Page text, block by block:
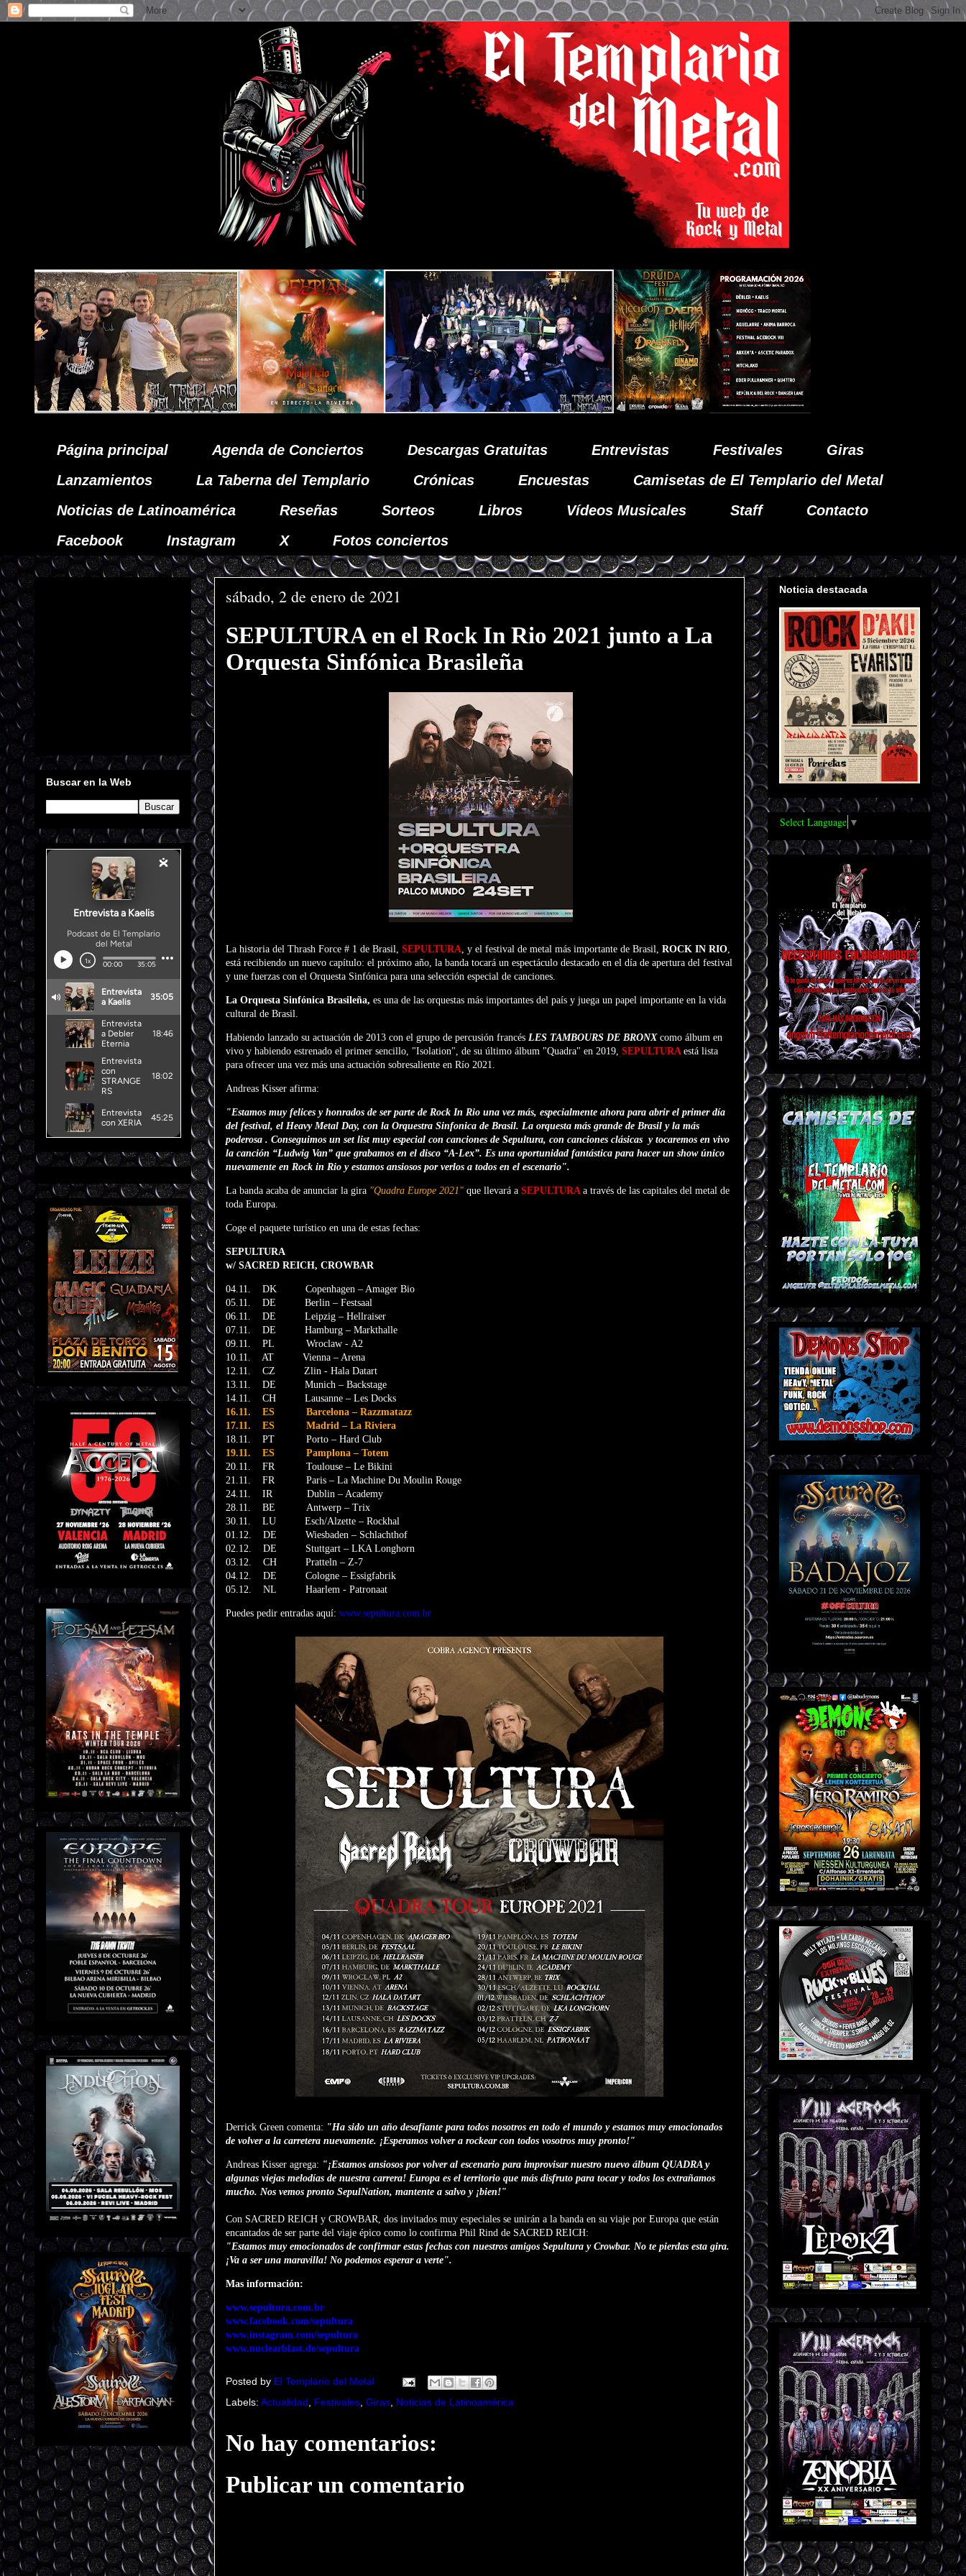
Página principal Agenda de Conciertos Descargas Gratuitas Entrevistas Festivales
Giras
Lanzamientos
La Taberna del Templario Crónicas Encuestas
Camisetas de El Templario del Metal
Noticias de Latinoamérica
Reseñas Sorteos Libros Vídeos Musicales Staff
Contacto
Facebook
Instagram X Fotos conciertos
sábado, 2 de enero de 2021
SEPULTURA en el Rock In Rio 2021 junto a La
Orquesta Sinfónica Brasileña
La historia del Thrash Force # 1 de Brasil, SEPULTURA, y el festival de metal más importante de Brasil, ROCK IN RIO,
está recibiendo un nuevo capítulo: el próximo año, la banda tocará un espectáculo destacado en el día de apertura del festival
y une fuerzas con el Orquesta Sinfónica para una selección especial de canciones.
La Orquesta Sinfónica Brasileña, es una de las orquestas más importantes del país y juega un papel importante en la vida
cultural de Brasil.
Habiendo lanzado su actuación de 2013 con el grupo de percusión francés LES TAMBOURS DE BRONXcomo álbum en
vivo y habiendo estrenado el primer sencillo, "Isolation", de su último álbum "Quadra" en 2019, SEPULTURA está lista
para ofrecer una vez más una actuación sobresaliente en Río 2021.
Andreas Kisser afirma:
"Estamos muy felices y honrados de ser parte de Rock In Rio una vez más, especialmente ahora para abrir el primer día
del festival, el Heavy Metal Day, con la Orquestra Sinfonica de Brasil. La orquesta más grande de Brasil y la más
poderosa . Conseguimos un set list muy especial con canciones de Sepultura, con canciones clásicas y tocaremos en vivo
la canción “Ludwig Van” que grabamos en el disco “A-Lex”. Es una oportunidad fantástica para hacer un show único
nuevamente en Rock in Rio y estamos ansiosos por verlos a todos en el escenario".
La banda acaba de anunciar la gira "Quadra Europe 2021" que llevará a SEPULTURA a través de las capitales del metal de
toda Europa.
Coge el paquete turístico en una de estas fechas:
SEPULTURA
w/ SACRED REICH, CROWBAR
04.11. DK Copenhagen – Amager Bio
05.11. DE Berlin – Festsaal
06.11. DE Leipzig – Hellraiser
07.11. DE Hamburg – Markthalle
09.11. PL Wroclaw - A2
10.11. AT Vienna – Arena
12.11. CZ Zlin - Hala Datart
13.11. DE Munich – Backstage
14.11. CH Lausanne – Les Docks
16.11. ES Barcelona – Razzmatazz
17.11. ES Madrid – La Riviera
18.11. PT Porto – Hard Club
19.11. ES Pamplona – Totem
20.11. FR Toulouse – Le Bikini
21.11. FR Paris – La Machine Du Moulin Rouge
24.11. IR Dublin – Academy
28.11. BE Antwerp – Trix
30.11. LU Esch/Alzette – Rockhal
01.12. DE Wiesbaden – Schlachthof
02.12. DE Stuttgart – LKA Longhorn
03.12. CH Pratteln – Z-7
04.12. DE Cologne – Essigfabrik
05.12. NL Haarlem - Patronaat
Puedes pedir entradas aquí: www.sepultura.com.br
Derrick Green comenta: "Ha sido un año desafiante para todos nosotros en todo el mundo y estamos muy emocionados
de volver a la carretera nuevamente. ¡Esperamos volver a rockear con todos vosotros muy pronto!"
Andreas Kisser agrega: "¡Estamos ansiosos por volver al escenario para improvisar nuestro nuevo álbum QUADRA y
algunas viejas melodías de nuestra carrera! Europa es el territorio que más disfruto para tocar y todos los extrañamos
mucho. Nos vemos pronto SepulNation, mantente a salvo y ¡bien!"
Con SACRED REICH y CROWBAR, dos invitados muy especiales se unirán a la banda en su viaje por Europa que están
encantados de ser parte del viaje épico como lo confirma Phil Rind de SACRED REICH:
"Estamos muy emocionados de confirmar estas fechas con nuestros amigos Sepultura y Crowbar. No te pierdas esta gira.
¡Va a ser una maravilla! No podemos esperar a verte".
Mas información:
www.sepultura.com.br
www.facebook.com/sepultura
www.instagram.com/sepultura
www.nuclearblast.de/sepultura
Posted by El Templario del Metal
Labels: Actualidad Festivales Giras Noticias de Latinoamérica
No hay comentarios:
Publicar un comentario
Buscar en la Web
Noticia destacada
Select Language ▼